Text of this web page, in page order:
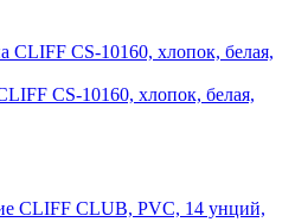
CS-10160, хлопок, белая,